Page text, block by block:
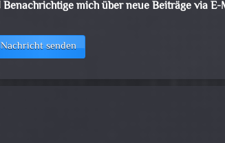
Benachrichtige mich über neue Beiträge via
Nachricht senden